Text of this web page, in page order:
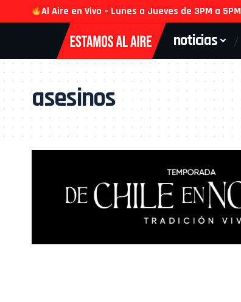
Al Aire en Vivo – Lunes a Jueves de 3PM a 5PM
noticias
asesinos